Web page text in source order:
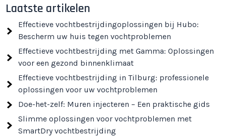
Laatste artikelen
Effectieve vochtbestrijdingoplossingen bij Hubo:
Bescherm uw huis tegen vochtproblemen
Effectieve vochtbestrijding met Gamma: Oplossingen
voor een gezond binnenklimaat
Effectieve vochtbestrijding in Tilburg: professionele
oplossingen voor uw vochtproblemen
Doe-het-zelf: Muren injecteren – Een praktische gids
Slimme oplossingen voor vochtproblemen met
SmartDry vochtbestrijding